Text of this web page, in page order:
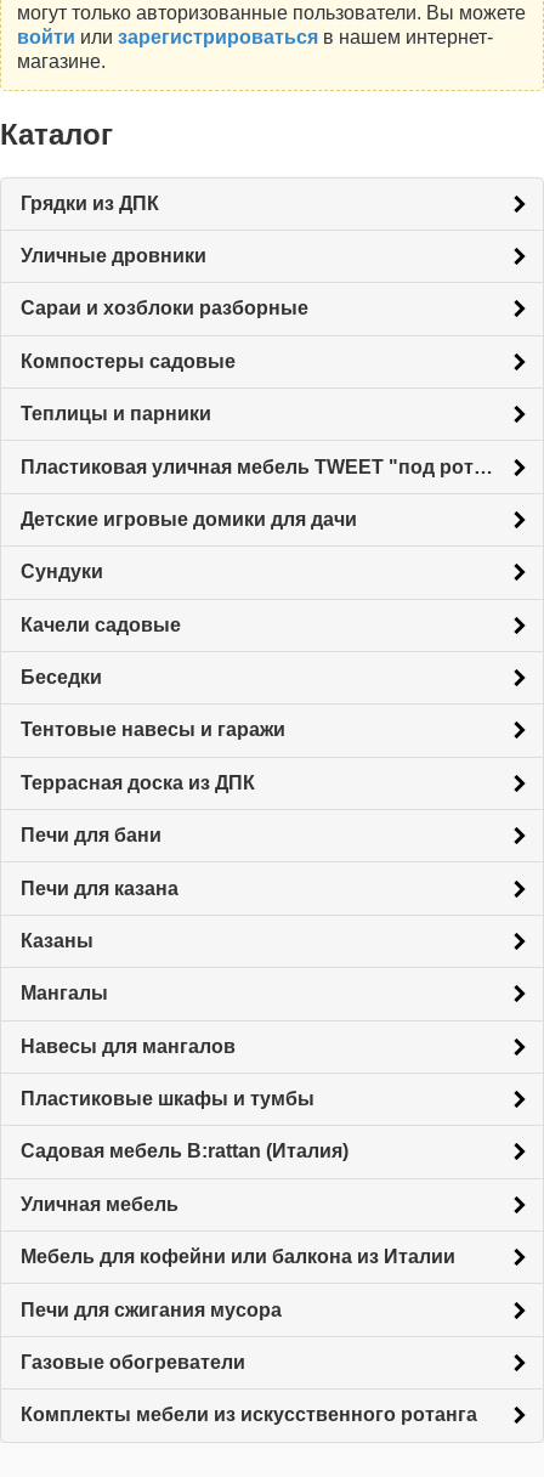
могут только авторизованные пользователи. Вы можете
войти или зарегистрироватьсяв нашем интернет-
магазине.
Каталог
Грядки из ДПК
Уличные дровники
Сараи и хозблоки разборные
Компостеры садовые
Теплицы и парники
Пластиковая уличная мебель TWEET "под ротанг"
Детские игровые домики для дачи
Сундуки
Качели садовые
Беседки
Тентовые навесы и гаражи
Террасная доска из ДПК
Печи для бани
Печи для казана
Казаны
Мангалы
Навесы для мангалов
Пластиковые шкафы и тумбы
Садовая мебель B:rattan (Италия)
Уличная мебель
Мебель для кофейни или балкона из Италии
Печи для сжигания мусора
Газовые обогреватели
Комплекты мебели из искусственного ротанга